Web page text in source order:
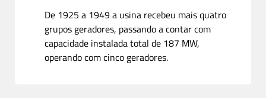
De 1925 a 1949 a usina recebeu mais quatro
grupos geradores, passando a contar com
capacidade instalada total de 187 MW,
operando com cinco geradores.